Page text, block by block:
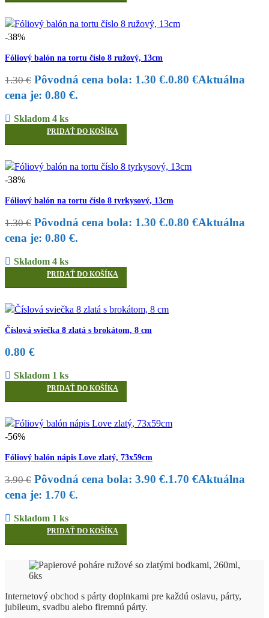
-38%
Fóliový balón na tortu číslo 8 ružový, 13cm
1.30€ Pôvodná cena bola: 1.30 €.0.80 €Aktuálna
cena je: 0.80 €.
Skladom 4 ks
PRIDAŤ DO KOŠÍKA
-38%
Fóliový balón na tortu číslo 8 tyrkysový, 13cm
1.30€ Pôvodná cena bola: 1.30 €.0.80 €Aktuálna
cena je: 0.80 €.
Skladom 4 ks
PRIDAŤ DO KOŠÍKA
Číslová sviečka 8 zlatá s brokátom, 8 cm
0.80 €
Skladom 1 ks
PRIDAŤ DO KOŠÍKA
-56%
Fóliový balón nápis Love zlatý, 73x59cm
3.90€ Pôvodná cena bola: 3.90 €.1.70 €Aktuálna
cena je: 1.70 €.
Skladom 1 ks
PRIDAŤ DO KOŠÍKA
Internetový obchod s párty doplnkami pre každú oslavu, párty,
jubileum, svadbu alebo firemnú párty.